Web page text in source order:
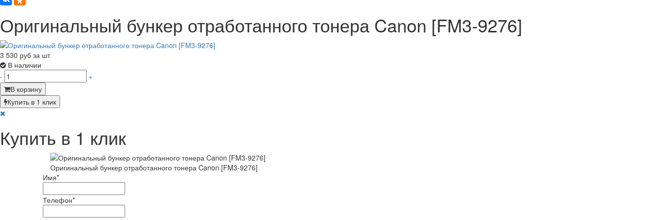
Оригинальный бункер отработанного тонера Canon [FM3-9276]
3 530 руб за шт
В наличии
-
+
В корзину
Купить в 1 клик
Купить в 1 клик
Оригинальный бункер отработанного тонера Canon [FM3-9276]
Имя*
Телефон*